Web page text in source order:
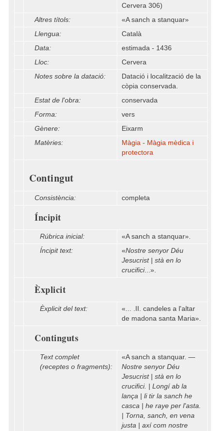
Cervera 306)
Altres títols:
«A sanch a stanquar»
Llengua:
Català
Data:
estimada - 1436
Lloc:
Cervera
Notes sobre la datació:
Datació i localització de la
còpia conservada.
Estat de l'obra:
conservada
Forma:
vers
Gènere:
Eixarm
Matèries:
Màgia - Màgia mèdica i
protectora
Contingut
Consistència: completa
Íncipit
Rúbrica inicial:
«A sanch a stanquar».
Íncipit text:
«Nostre senyor Déu
Jesucrist | stà en lo
crucifici...».
Èxplicit
Èxplicit del text:
«... .II. candeles a l'altar
de madona santa Maria».
Continguts
Text complet
(receptes o fragments):
«A sanch a stanquar. —
Nostre senyor Déu
Jesucrist | stà en lo
crucifici. | Longí ab la
lança | li tir la sanch he
casca | he raye per l'asta.
| Torna, sanch, en vena
justa | axí com nostre